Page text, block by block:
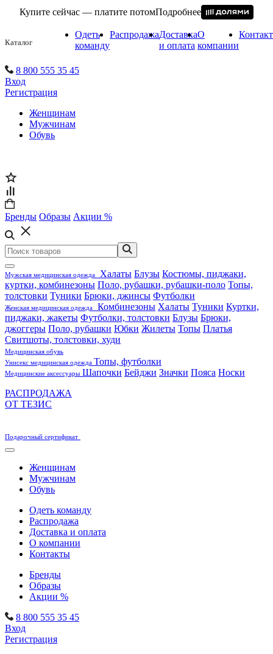
Купите сейчас — платите потомПодробнее
Каталог
Одеть
команду
РаспродажаДоставка
и оплата
О
компании
8 800 555 35 45
Вход
Регистрация
Женщинам
Мужчинам
Обувь
Бренды Образы Акции %
Мужская медицинская одежда Халаты Блузы Костюмы, пиджаки,
куртки, комбинезоны Поло, рубашки, рубашки-поло Топы,
толстовки Туники Брюки, джинсы Футболки
Женская медицинская одежда Комбинезоны Халаты Туники Куртки,
пиджаки, жакеты Футболки, толстовки Блузы Брюки,
джоггеры Поло, рубашки Юбки Жилеты Топы Платья
Свитшоты, толстовки, худи
Медицинская обувь
Унисекс медицинская одежда Топы, футболки
Медицинские аксессуары Шапочки Бейджи Значки Пояса Носки
РАСПРОДАЖА
ОТ ТЕЗИС
Подарочный сертификат
Женщинам
Мужчинам
Обувь
Одеть команду
Распродажа
Доставка и оплата
О компании
Контакты
Бренды
Образы
Акции %
8 800 555 35 45
Вход
Регистрация